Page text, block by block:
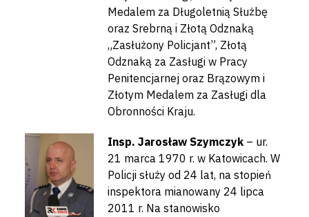
Medalem za Długoletnią Służbę
oraz Srebrną i Złotą Odznaką
„Zasłużony Policjant”, Złotą
Odznaką za Zasługi w Pracy
Penitencjarnej oraz Brązowym i
Złotym Medalem za Zasługi dla
Obronności Kraju.
Insp. Jarosław Szymczyk – ur.
21 marca 1970 r. w Katowicach. W
Policji służy od 24 lat, na stopień
inspektora mianowany 24 lipca
2011 r. Na stanowisko